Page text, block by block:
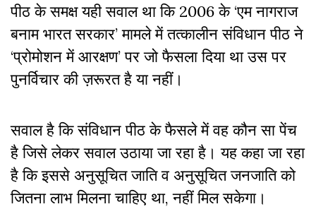
पीठ के समक्ष यही सवाल था कि 2006 के ‘एम नागराज
बनाम भारत सरकार’ मामले में तत्कालीन संविधान पीठ ने
‘प्रोमोशन में आरक्षण’ पर जो फैसला दिया था उस पर
पुनर्विचार की ज़रूरत है या नहीं।
सवाल है कि संविधान पीठ के फैसले में वह कौन सा पेंच
है जिसे लेकर सवाल उठाया जा रहा है। यह कहा जा रहा
है कि इससे अनुसूचित जाति व अनुसूचित जनजाति को
जितना लाभ मिलना चाहिए था, नहीं मिल सकेगा।